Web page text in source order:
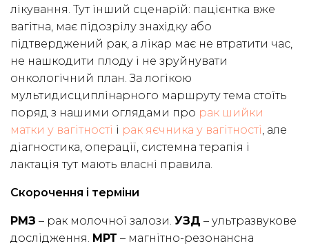
лікування. Тут інший сценарій: пацієнтка вже
вагітна, має підозрілу знахідку або
підтверджений рак, а лікар має не втратити час,
не нашкодити плоду і не зруйнувати
онкологічний план. За логікою
мультидисциплінарного маршруту тема стоїть
поряд з нашими оглядами про рак шийки
матки у вагітності і рак яєчника у вагітності, але
діагностика, операції, системна терапія і
лактація тут мають власні правила.
Скорочення і терміни
РМЗ – рак молочної залози. УЗД – ультразвукове
дослідження. МРТ – магнітно-резонансна